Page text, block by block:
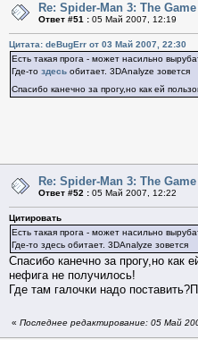
Re: Spider-Man 3: The Game
Ответ #51 : 05 Май 2007, 12:19
Цитата: deBugErr от 03 Май 2007, 22:30
Есть такая прога - может насильно
Где-то здесь обитает.
Спасибо канечно за прогу,но как ей
Re: Spider-Man 3: The Game
Ответ #52 : 05 Май 2007, 12:22
Цитировать
Есть такая прога - может насильно
Где-то здесь обитает.
Спасибо канечно за прогу,но
нефига не получилось!
Где там галочки надо
« Последнее редактирование: 05 Май